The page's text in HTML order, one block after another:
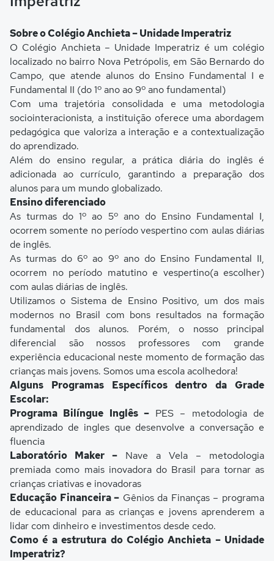
Sobre o Colégio Anchieta – Unidade Imperatriz
O Colégio Anchieta – Unidade Imperatriz é um colégio
localizado no bairro Nova Petrópolis, em São Bernardo do
Campo, que atende alunos do Ensino Fundamental I e
Fundamental II (do 1º ano ao 9º ano fundamental)
Com uma trajetória consolidada e uma metodologia
sociointeracionista, a instituição oferece uma abordagem
pedagógica que valoriza a interação e a contextualização
do aprendizado.
Além do ensino regular, a prática diária do inglês é
adicionada ao currículo, garantindo a preparação dos
alunos para um mundo globalizado.
Ensino diferenciado
As turmas do 1º ao 5º ano do Ensino Fundamental I,
ocorrem somente no período vespertino com aulas diárias
de inglês.
As turmas do 6º ao 9º ano do Ensino Fundamental II,
ocorrem no período matutino e vespertino(a escolher)
com aulas diárias de inglês.
Utilizamos o Sistema de Ensino Positivo, um dos mais
modernos no Brasil com bons resultados na formação
fundamental dos alunos. Porém, o nosso principal
diferencial são nossos professores com grande
experiência educacional neste momento de formação das
crianças mais jovens. Somos uma escola acolhedora!
Alguns Programas Específicos dentro da Grade
Escolar:
Programa Bilíngue Inglês –PES – metodologia de
aprendizado de ingles que desenvolve a conversação e
fluencia
Laboratório Maker – Nave a Vela – metodologia
premiada como mais inovadora do Brasil para tornar as
crianças criativas e inovadoras
Educação Financeira – Gênios da Finanças – programa
de educacional para as crianças e jovens aprenderem a
lidar com dinheiro e investimentos desde cedo.
Como é a estrutura do Colégio Anchieta – Unidade
Imperatriz?